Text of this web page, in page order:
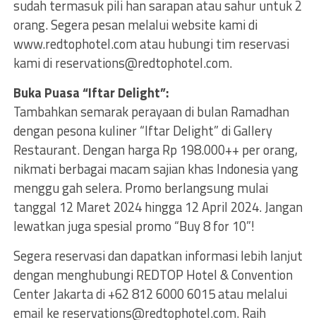
sudah termasuk pili han sarapan atau sahur untuk 2
orang. Segera pesan melalui website kami di
www.redtophotel.com atau hubungi tim reservasi
kami direservations@redtophotel.com.
Buka Puasa “Iftar Delight”:
Tambahkan semarak perayaan di bulan Ramadhan
dengan pesona kuliner “Iftar Delight” di Gallery
Restaurant. Dengan harga Rp 198.000++ per orang,
nikmati berbagai macam sajian khas Indonesia yang
menggu gah selera. Promo berlangsung mulai
tanggal 12 Maret 2024 hingga 12 April 2024. Jangan
lewatkan juga spesial promo “Buy 8 for 10”!
Segera reservasi dan dapatkan informasi lebih lanjut
dengan menghubungi REDTOP Hotel & Convention
Center Jakarta di +62 812 6000 6015 atau melalui
email ke reservations@redtophotel.com. Raih